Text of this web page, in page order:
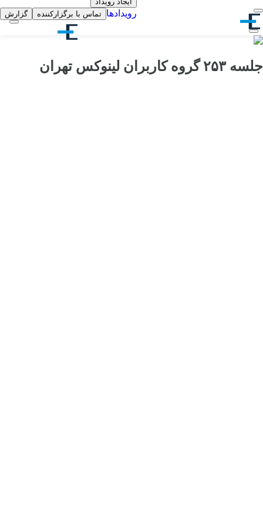
رویدادها تماس با برگزارکننده گزارش
جلسه ۲۵۳ گروه کاربران لینوکس تهران